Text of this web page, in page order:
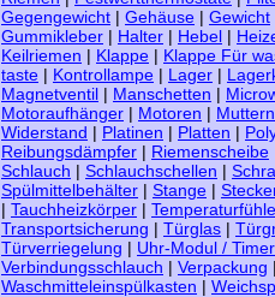
Gegengewicht | Gehäuse | Gewicht
Gummikleber | Halter | Hebel |
Keilriemen | Klappe | Klappe Für
taste | Kontrollampe | Lager |
Magnetventil | Manschetten |
Motoraufhänger | Motoren | Muttern
Widerstand | Platinen | Platten |
Reibungsdämpfer | Riemenscheibe
Schlauch | Schlauchschellen |
Spülmittelbehälter | Stange |
| Tauchheizkörper |
Transportsicherung | Türglas |
Türverriegelung | Uhr-Modul / Timer
Verbindungsschlauch | Verpackung
Waschmitteleinspülkasten |